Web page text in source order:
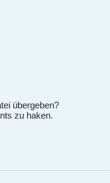
übergeben?
zu haken.